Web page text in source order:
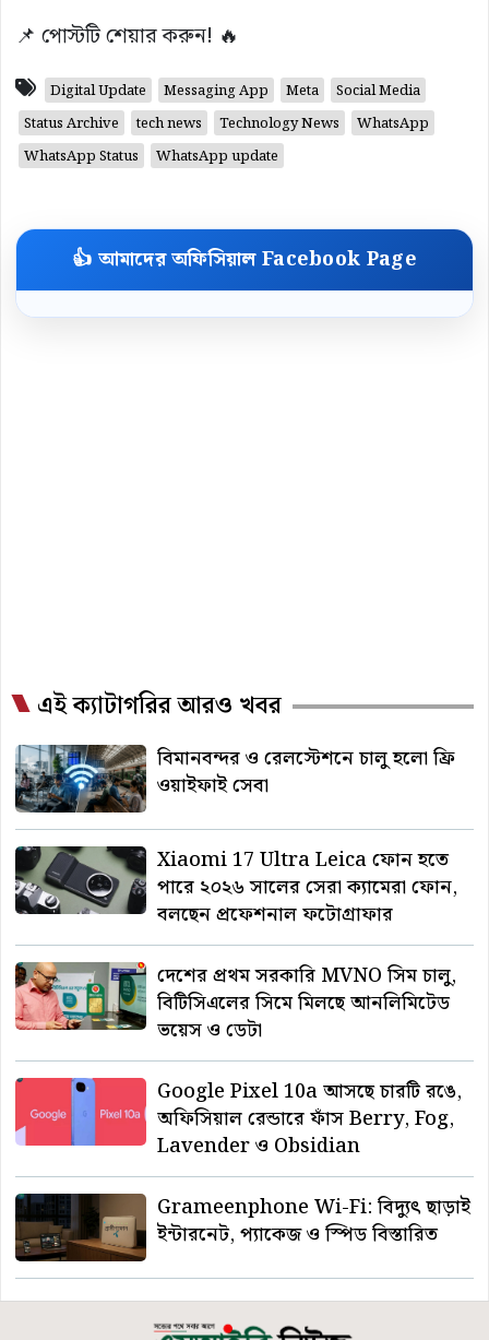
📌 পোস্টটি শেয়ার করুন! 🔥
Digital Update Messaging App Meta
Social Media
Status Archive
tech news Technology News
WhatsApp
WhatsApp Status
WhatsApp update
👍 আমাদের অফিসিয়াল Facebook Page
এই ক্যাটাগরির আরও খবর
বিমানবন্দর ও রেলস্টেশনে চালু হলো ফ্রি
ওয়াইফাই সেবা
Xiaomi 17 Ultra Leica ফোন হতে
পারে ২০২৬ সালের সেরা ক্যামেরা ফোন,
বলছেন প্রফেশনাল ফটোগ্রাফার
দেশের প্রথম সরকারি MVNO সিম চালু,
বিটিসিএলের সিমে মিলছে আনলিমিটেড
ভয়েস ও ডেটা
Google Pixel 10a আসছে চারটি রঙে,
অফিসিয়াল রেন্ডারে ফাঁস Berry, Fog,
Lavender ও Obsidian
Grameenphone Wi-Fi: বিদ্যুৎ ছাড়াই
ইন্টারনেট, প্যাকেজ ও স্পিড বিস্তারিত